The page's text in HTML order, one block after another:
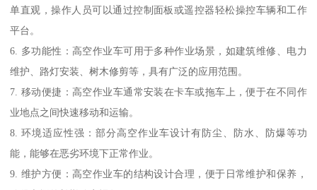
单直观，操作人员可以通过控制面板或遥控器轻松操控车辆和工作
平台。
6. 多功能性：高空作业车可用于多种作业场景，如建筑维修、电力
维护、路灯安装、树木修剪等，具有广泛的应用范围。
7. 移动便捷：高空作业车通常安装在卡车或拖车上，便于在不同作
业地点之间快速移动和运输。
8. 环境适应性强：部分高空作业车设计有防尘、防水、防爆等功
能，能够在恶劣环境下正常作业。
9. 维护方便：高空作业车的结构设计合理，便于日常维护和保养，